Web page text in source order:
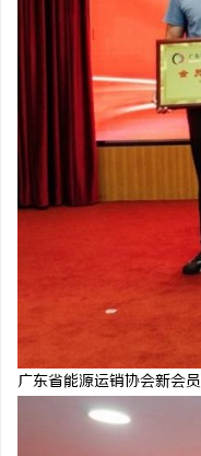
广东省能源运销协会新会